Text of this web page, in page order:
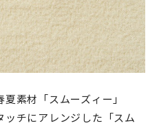
素材「スムーズィー」
チにアレンジした「スム